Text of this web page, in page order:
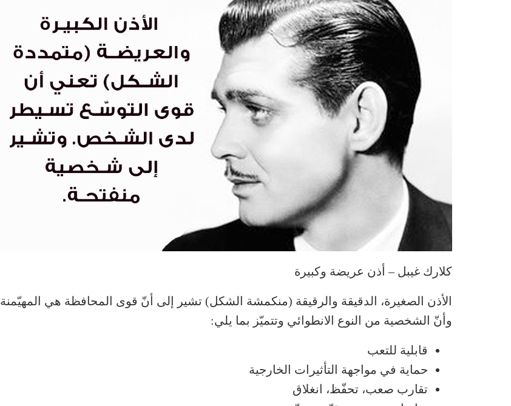
كلارك غيبل – أذن عريضة وكبيرة
الأذن الصغيرة، الدقيقة والرقيقة (منكمشة الشكل) تشير إلى أنّ قوى المحافظة هي المهيّمنة
وأنّ الشخصية من النوع الانطوائي وتتميّز بما يلي:
قابلية للتعب
حماية في مواجهة التأثيرات الخارجية
تقارب صعب، تحفّظ، انغلاق